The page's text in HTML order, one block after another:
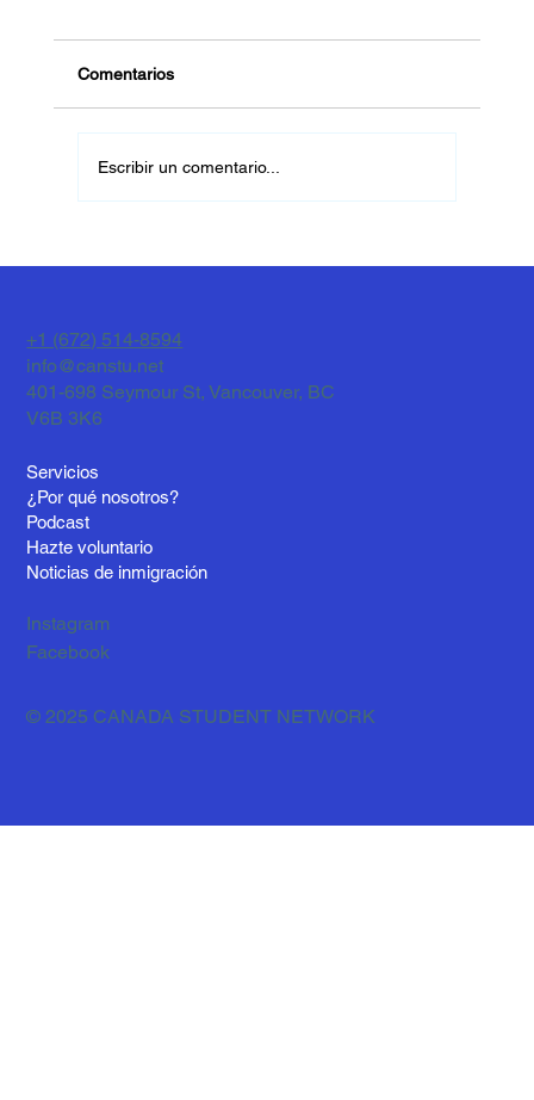
Comentarios
Escribir un comentario...
+1 (672) 514-8594
info@canstu.net
401-698 Seymour St, Vancouver, BC
V6B 3K6
Servicios
¿Por qué nosotros?
Podcast
Hazte voluntario
Noticias de inmigración
Instagram
Facebook
© 2025 CANADA STUDENT NETWORK